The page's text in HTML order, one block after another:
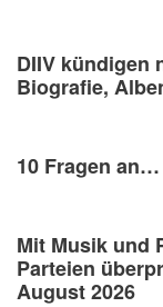
DIIV kündigen
Biografie,
10 Fragen
Mit Musik und
Parteien
August 2026